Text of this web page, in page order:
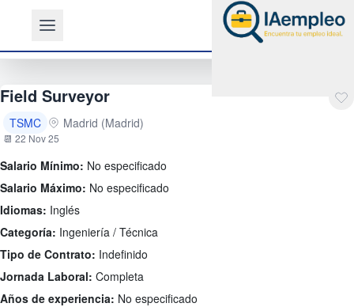
Field Surveyor
TSMC Madrid (Madrid)
📆 22 Nov 25
Salario Mínimo: No especificado
Salario Máximo: No especificado
Idiomas: Inglés
Categoría: Ingeniería / Técnica
Tipo de Contrato: Indefinido
Jornada Laboral: Completa
Años de experiencia: No especificado